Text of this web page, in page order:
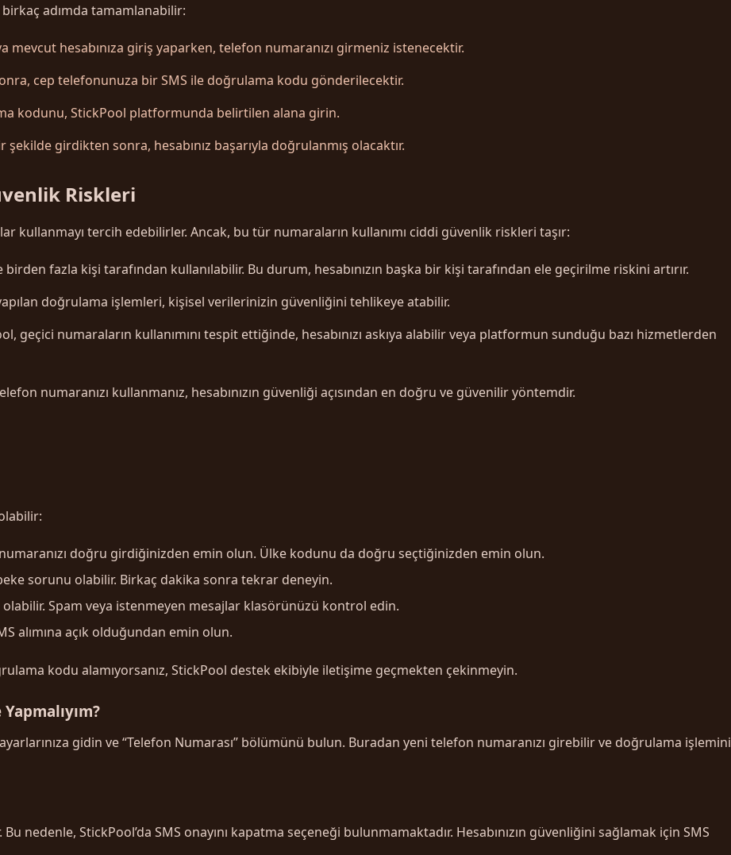
adımda tamamlanabilir:
mevcut hesabınıza giriş yaparken, telefon numaranızı girmeniz istenecektir.
cep telefonunuza bir SMS ile doğrulama kodu gönderilecektir.
kodunu, StickPool platformunda belirtilen alana girin.
girdikten sonra, hesabınız başarıyla doğrulanmış olacaktır.
Riskleri
kullanmayı tercih edebilirler. Ancak, bu tür numaraların kullanımı ciddi güvenlik riskleri taşır:
fazla kişi tarafından kullanılabilir. Bu durum, hesabınızın başka bir kişi tarafından ele geçirilme riskini artırır.
doğrulama işlemleri, kişisel verilerinizin güvenliğini tehlikeye atabilir.
geçici numaraların kullanımını tespit ettiğinde, hesabınızı askıya alabilir veya platformun sunduğu bazı hizmetlerden
numaranızı kullanmanız, hesabınızın güvenliği açısından en doğru ve güvenilir yöntemdir.
doğru girdiğinizden emin olun. Ülke kodunu da doğru seçtiğinizden emin olun.
sorunu olabilir. Birkaç dakika sonra tekrar deneyin.
olabilir. Spam veya istenmeyen mesajlar klasörünüzü kontrol edin.
alımına açık olduğundan emin olun.
kodu alamıyorsanız, StickPool destek ekibiyle iletişime geçmekten çekinmeyin.
gidin ve “Telefon Numarası” bölümünü bulun. Buradan yeni telefon numaranızı girebilir ve doğrulama işlemini
nedenle, StickPool’da SMS onayını kapatma seçeneği bulunmamaktadır. Hesabınızın güvenliğini sağlamak için SMS